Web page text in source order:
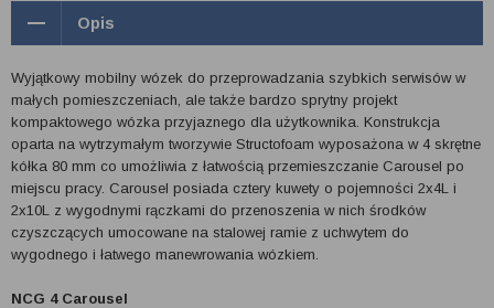
Opis
Wyjątkowy mobilny wózek do przeprowadzania szybkich serwisów w
małych pomieszczeniach, ale także bardzo sprytny projekt
kompaktowego wózka przyjaznego dla użytkownika. Konstrukcja
oparta na wytrzymałym tworzywie Structofoam wyposażona w 4 skrętne
kółka 80 mm co umożliwia z łatwością przemieszczanie Carousel po
miejscu pracy. Carousel posiada cztery kuwety o pojemności 2x4L i
2x10L z wygodnymi rączkami do przenoszenia w nich środków
czyszczących umocowane na stalowej ramie z uchwytem do
wygodnego i łatwego manewrowania wózkiem.
NCG 4 Carousel